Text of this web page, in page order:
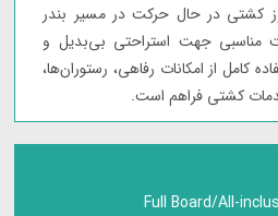
کشتی در حال حرکت در مسیر بندر
مناسبی جهت استراحتی بی‌بدیل و
کامل از امکانات رفاهی، رستوران‌ها،